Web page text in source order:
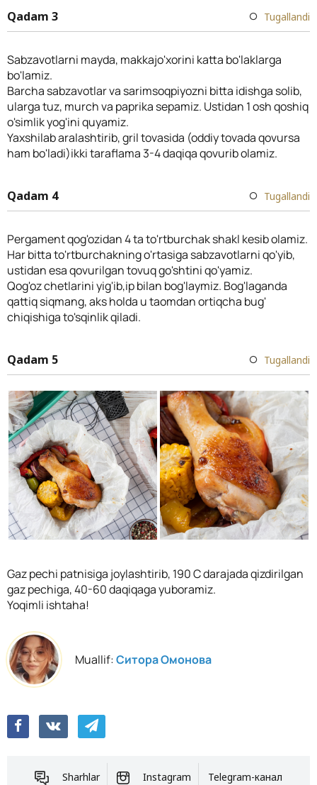
Qadam 3 Tugallandi
Sabzavotlarni mayda, makkajo'xorini katta bo'laklarga
bo'lamiz.
Barcha sabzavotlar va sarimsoqpiyozni bitta idishga solib,
ularga tuz, murch va paprika sepamiz. Ustidan 1 osh qoshiq
o'simlik yog'ini quyamiz.
Yaxshilab aralashtirib, gril tovasida (oddiy tovada qovursa
ham bo'ladi)ikki taraflama 3-4 daqiqa qovurib olamiz.
Qadam 4 Tugallandi
Pergament qog'ozidan 4 ta to'rtburchak shakl kesib olamiz.
Har bitta to'rtburchakning o'rtasiga sabzavotlarni qo'yib,
ustidan esa qovurilgan tovuq go'shtini qo'yamiz.
Qog'oz chetlarini yig'ib,ip bilan bog'laymiz. Bog'laganda
qattiq siqmang, aks holda u taomdan ortiqcha bug'
chiqishiga to'sqinlik qiladi.
Qadam 5 Tugallandi
Gaz pechi patnisiga joylashtirib, 190 C darajada qizdirilgan
gaz pechiga, 40-60 daqiqaga yuboramiz.
Yoqimli ishtaha!
Muallif:Ситора Омонова
Sharhlar Instagram Telegram-канал